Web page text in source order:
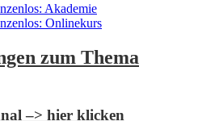
Akademie
Onlinekurs
zum Thema
–> hier klicken